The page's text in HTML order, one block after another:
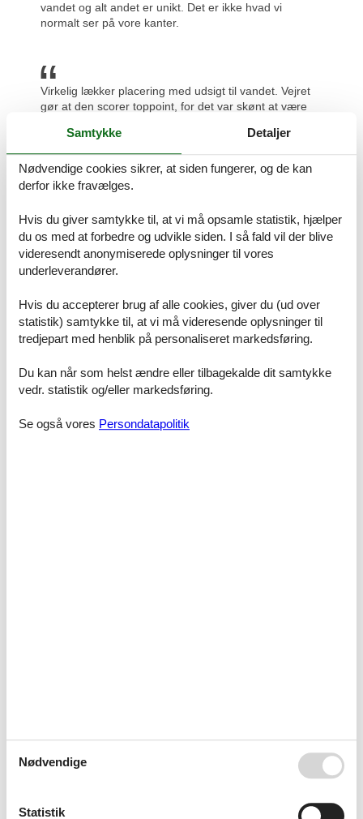
vandet og alt andet er unikt. Det er ikke hvad vi
normalt ser på vore kanter.
Virkelig lækker placering med udsigt til vandet. Vejret
gør at den scorer toppoint, for det var skønt at være
Dejligt med stranden tæt ved og krabbe-fiskeri var et
Marken overfor gjorde at vi så rigtig mange harer og
fugle. Kvarteret er meget fredeligt og roligt
Prisgaranti og kundeservice
selvfølgelig være dækket af vores prisgaranti. Vi står inde for at der
ikke er ét eneste af de andre udlejningsbureauer, som udlejer dit
foretrukne poolhus Fyn ved vandet til en pris, som er lavere end
Skulle der en sjælden gang ske en smutter i vores overvågning af
konkurrenternes pris, refunderer vi dig hele differencen i prisen.
Samtykke Detaljer
Nødvendige cookies sikrer, at siden fungerer, og de kan
derfor ikke fravælges.
Hvis du giver samtykke til, at vi må opsamle statistik, hjælper
du os med at forbedre og udvikle siden. I så fald vil der blive
videresendt anonymiserede oplysninger til vores
underleverandører.
Hvis du accepterer brug af alle cookies, giver du (ud over
statistik) samtykke til, at vi må videresende oplysninger til
tredjepart med henblik på personaliseret markedsføring.
Du kan når som helst ændre eller tilbagekalde dit samtykke
vedr. statistik og/eller markedsføring.
Se også vores Persondatapolitik
Nødvendige
Statistik